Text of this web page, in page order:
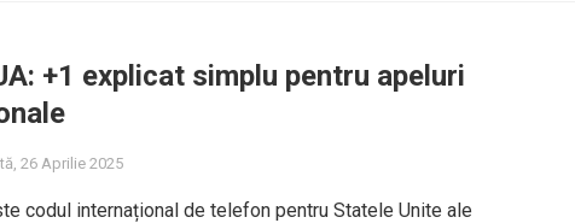
+1 explicat simplu pentru apeluri
26 Aprilie 2025
codul internațional de telefon pentru Statele Unite ale